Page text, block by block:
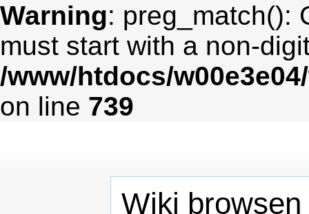
Warning: preg_match():
must start with a non-
/www/htdocs/
on line 739
Wiki browsen